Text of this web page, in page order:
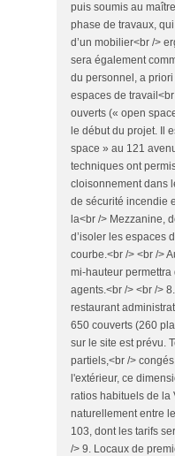
puis soumis au
phase de travaux,
d’un mobilier<br />
sera également
du personnel, a
espaces de
ouverts (« open
le début du projet. Il
space » au 121
techniques ont
cloisonnement dans
de sécurité incendie
la<br /> Mezzanine,
d’isoler les espaces
courbe.<br /> <br />
mi-hauteur permettra
agents.<br /> <br />
restaurant
650 couverts (260
sur le site est prévu.
partiels,<br />
l'extérieur, ce
ratios habituels de la
naturellement entre
103, dont les tarifs
/> 9. Locaux de